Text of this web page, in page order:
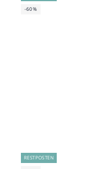
-60%
RESTPOSTEN